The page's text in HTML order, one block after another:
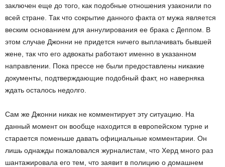
заключен еще до того, как подобные отношения узаконили по
всей стране. Так что сокрытие данного факта от мужа является
веским основанием для аннулирования ее брака с Деппом. В
этом случае Джонни не придется ничего выплачивать бывшей
жене, так что его адвокаты работают именно в указанном
направлении. Пока прессе не были предоставлены никакие
документы, подтверждающие подобный факт, но наверняка
ждать осталось недолго.
Сам же Джонни никак не комментирует эту ситуацию. На
данный момент он вообще находится в европейском турне и
старается поменьше давать официальные комментарии. Он
лишь однажды пожаловался журналистам, что Херд много раз
шантажировала его тем, что заявит в полицию о домашнем